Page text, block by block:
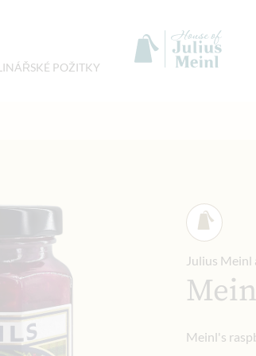
POŽITKY
Julius Meinl
Meinl's